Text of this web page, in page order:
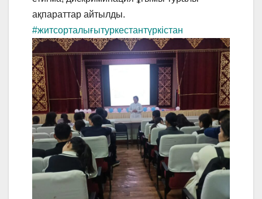
ақпараттар айтылды.
#житсорталығытуркестантүркістан